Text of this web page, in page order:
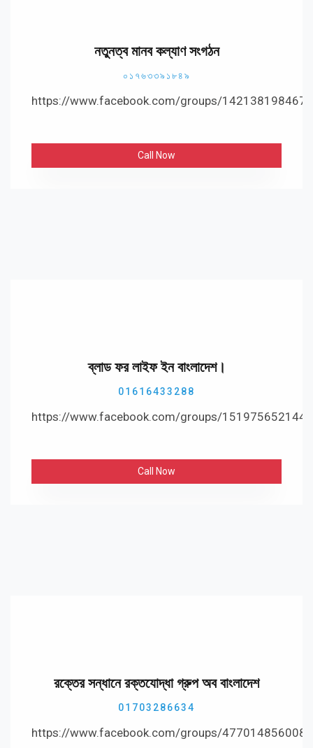
নতুনত্ব মানব কল্যাণ সংগঠন
০১৭৬৩৩৯১৮৪৯
https://www.facebook.com/groups/
Call Now
ব্লাড ফর লাইফ ইন বাংলাদেশ।
01616433288
https://www.facebook.com/groups/
Call Now
রক্তের সন্ধানে রক্তযোদ্ধা গ্রুপ অব বাংলাদেশ
01703286634
https://www.facebook.com/groups/